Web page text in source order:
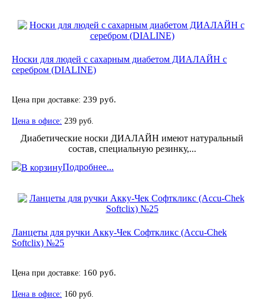
Носки для людей с сахарным диабетом ДИАЛАЙН с
серебром (DIALINE)
Цена при доставке: 239 руб.
Цена в офисе: 239 руб.
Диабетические носки ДИАЛАЙН имеют натуральный
состав, специальную резинку,...
В корзинуПодробнее...
Ланцеты для ручки Акку-Чек Софткликс (Accu-Chek
Softclix) №25
Цена при доставке: 160 руб.
Цена в офисе: 160 руб.